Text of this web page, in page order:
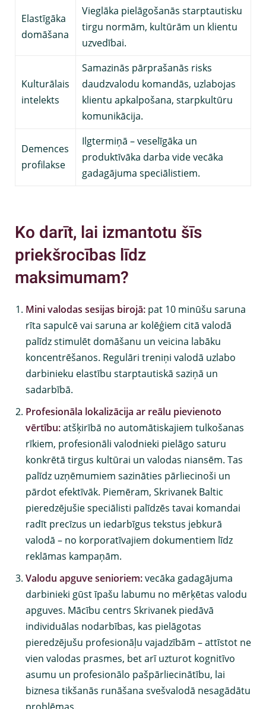
Elastīgāka
domāšana
Vieglāka pielāgošanās starptautisku
tirgu normām, kultūrām un klientu
uzvedībai.
Kulturālais
intelekts
Samazinās pārprašanās risks
daudzvalodu komandās, uzlabojas
klientu apkalpošana, starpkultūru
komunikācija.
Demences
profilakse
Ilgtermiņā – veselīgāka un
produktīvāka darba vide vecāka
gadagājuma speciālistiem.
Ko darīt, lai izmantotu šīs
priekšrocības līdz
maksimumam?
Mini valodas sesijas birojā: pat 10 minūšu saruna
rīta sapulcē vai saruna ar kolēģiem citā valodā
palīdz stimulēt domāšanu un veicina labāku
koncentrēšanos. Regulāri treniņi valodā uzlabo
darbinieku elastību starptautiskā saziņā un
sadarbībā.
Profesionāla lokalizācija ar reālu pievienoto
vērtību:atšķirībā no automātiskajiem tulkošanas
rīkiem, profesionāli valodnieki pielāgo saturu
konkrētā tirgus kultūrai un valodas niansēm. Tas
palīdz uzņēmumiem sazināties pārliecinoši un
pārdot efektīvāk. Piemēram, Skrivanek Baltic
pieredzējušie speciālisti palīdzēs tavai komandai
radīt precīzus un iedarbīgus tekstus jebkurā
valodā – no korporatīvajiem dokumentiem līdz
reklāmas kampaņām.
Valodu apguve senioriem:vecāka gadagājuma
darbinieki gūst īpašu labumu no mērķētas valodu
apguves. Mācību centrs Skrivanek piedāvā
individuālas nodarbības, kas pielāgotas
pieredzējušu profesionāļu vajadzībām – attīstot ne
vien valodas prasmes, bet arī uzturot kognitīvo
asumu un profesionālo pašpārliecinātību, lai
biznesa tikšanās runāšana svešvalodā nesagādātu